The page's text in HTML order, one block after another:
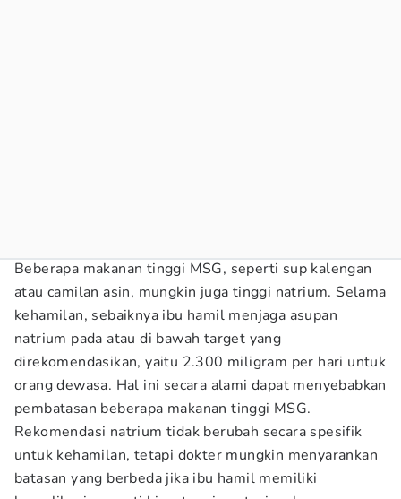
Beberapa makanan tinggi MSG, seperti sup kalengan
atau camilan asin, mungkin juga tinggi natrium. Selama
kehamilan, sebaiknya ibu hamil menjaga asupan
natrium pada atau di bawah target yang
direkomendasikan, yaitu 2.300 miligram per hari untuk
orang dewasa. Hal ini secara alami dapat menyebabkan
pembatasan beberapa makanan tinggi MSG.
Rekomendasi natrium tidak berubah secara spesifik
untuk kehamilan, tetapi dokter mungkin menyarankan
batasan yang berbeda jika ibu hamil memiliki